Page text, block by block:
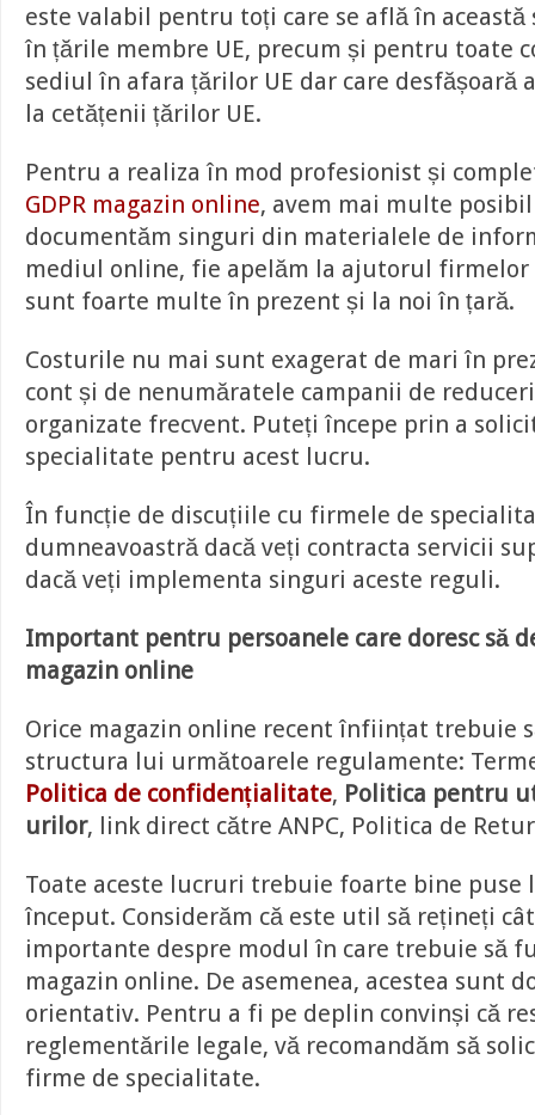
este valabil pentru toți care se află în
în țările membre UE, precum și pentru toate
sediul în afara țărilor UE dar care desfășoară
la cetățenii țărilor UE.
Pentru a realiza în mod profesionist și
GDPR magazin online, avem mai multe
documentăm singuri din materialele de
mediul online, fie apelăm la ajutorul firmelor
sunt foarte multe în prezent și la noi în țară.
Costurile nu mai sunt exagerat de mari în
cont și de nenumăratele campanii de
organizate frecvent. Puteți începe prin a
specialitate pentru acest lucru.
În funcție de discuțiile cu firmele de
dumneavoastră dacă veți contracta servicii
dacă veți implementa singuri aceste reguli.
Important pentru persoanele care doresc să
magazin online
Orice magazin online recent înființat trebuie
structura lui următoarele regulamente:
Politica de confidențialitate, Politica pentru
urilor, link direct către ANPC, Politica de
Toate aceste lucruri trebuie foarte bine puse
început. Considerăm că este util să rețineți
importante despre modul în care trebuie să
magazin online. De asemenea, acestea sunt
orientativ. Pentru a fi pe deplin convinși că
reglementările legale, vă recomandăm să
firme de specialitate.